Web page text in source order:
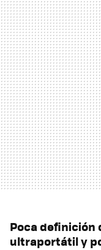
Poca definición
ultraportátil y